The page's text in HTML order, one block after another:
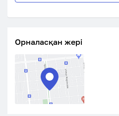
Орналасқан жері